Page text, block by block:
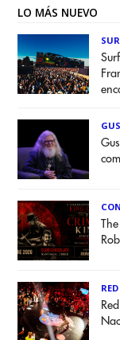
LO MÁS NUEVO